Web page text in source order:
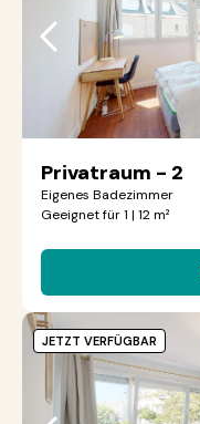
Privatraum - 2
Eigenes Badezimmer
Geeignet für 1 | 12 m²
JETZT VERFÜGBAR